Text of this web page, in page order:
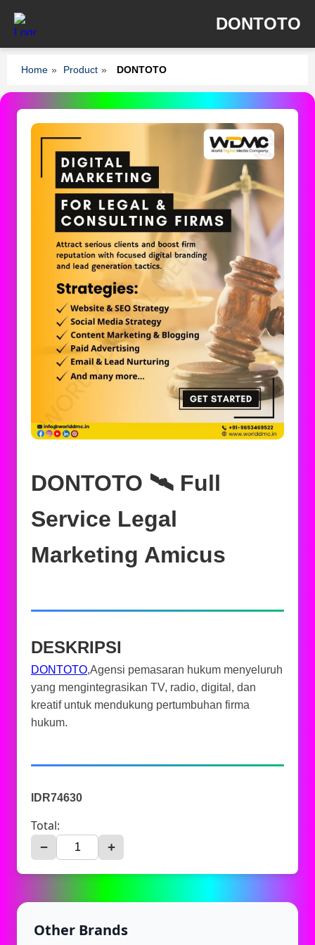
DONTOTO
Home » Product » DONTOTO
DONTOTO 🛰️‍ Full
Service Legal
Marketing Amicus
DESKRIPSI
DONTOTO,Agensi pemasaran hukum menyeluruh
yang mengintegrasikan TV, radio, digital, dan
kreatif untuk mendukung pertumbuhan firma
hukum.
IDR74630
Total:
− +
Other Brands